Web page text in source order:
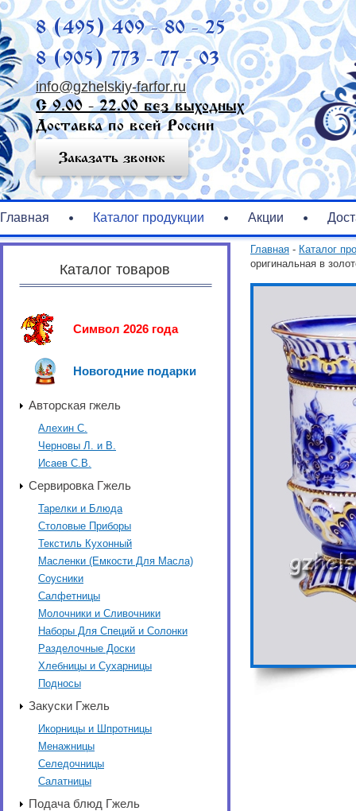
8 (495) 409 - 80 - 25
8 (905) 773 - 77 - 03
info@gzhelskiy-farfor.ru
С 9.00 - 22.00 без выходных
Доставка по всей России
Заказать звонок
Главная Каталог продукции Акции
Каталог товаров
Символ 2026 года
Новогодние подарки
Авторская гжель
Алехин С.
Черновы Л. и В.
Исаев С.В.
Сервировка Гжель
Тарелки и Блюда
Столовые Приборы
Текстиль Кухонный
Масленки (Емкости Для Масла)
Соусники
Салфетницы
Молочники и Сливочники
Наборы Для Специй и Солонки
Разделочные Доски
Хлебницы и Сухарницы
Подносы
Закуски Гжель
Икорницы и Шпротницы
Менажницы
Селедочницы
Салатницы
Подача блюд Гжель
Главная - Каталог
оригинальная в